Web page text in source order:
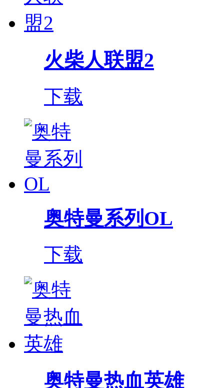
火柴人联盟2
下载
奥特曼系列OL
下载
奥特曼热血英雄